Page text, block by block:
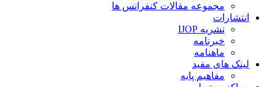
مجموعه مقالات کنفرانس ها
انتشارات
نشریه IJOP
خبرنامه
ماهنامه
لینک های مفید
مفاهیم پایه